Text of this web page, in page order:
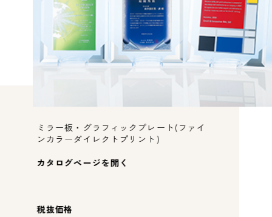
ミラー板・グラフィックプレート(ファイ
ンカラーダイレクトプリント)
カタログページを開く
税抜価格